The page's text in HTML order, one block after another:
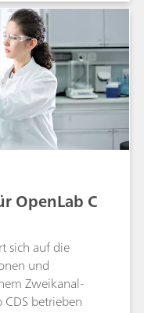
OpenLab C
sich auf die
und
Zweikanal-
betrieben